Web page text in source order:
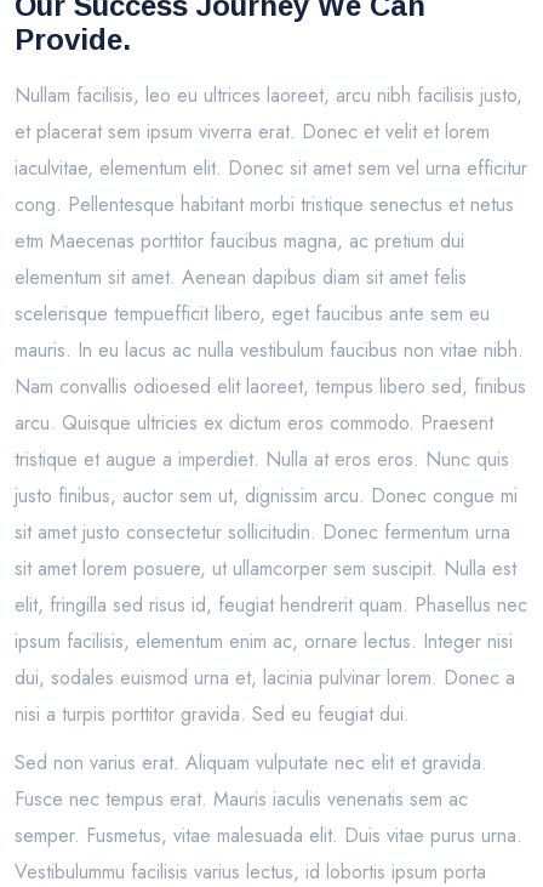
Provide.
Nullam facilisis, leo eu ultrices laoreet, arcu nibh facilisis justo,
et placerat sem ipsum viverra erat. Donec et velit et lorem
iaculvitae, elementum elit. Donec sit amet sem vel urna efficitur
cong. Pellentesque habitant morbi tristique senectus et netus
etm Maecenas porttitor faucibus magna, ac pretium dui
elementum sit amet. Aenean dapibus diam sit amet felis
scelerisque tempuefficit libero, eget faucibus ante sem eu
mauris. In eu lacus ac nulla vestibulum faucibus non vitae nibh.
Nam convallis odioesed elit laoreet, tempus libero sed, finibus
arcu. Quisque ultricies ex dictum eros commodo. Praesent
tristique et augue a imperdiet. Nulla at eros eros. Nunc quis
justo finibus, auctor sem ut, dignissim arcu. Donec congue mi
sit amet justo consectetur sollicitudin. Donec fermentum urna
sit amet lorem posuere, ut ullamcorper sem suscipit. Nulla est
elit, fringilla sed risus id, feugiat hendrerit quam. Phasellus nec
ipsum facilisis, elementum enim ac, ornare lectus. Integer nisi
dui, sodales euismod urna et, lacinia pulvinar lorem. Donec a
nisi a turpis porttitor gravida. Sed eu feugiat dui.
Sed non varius erat. Aliquam vulputate nec elit et gravida.
Fusce nec tempus erat. Mauris iaculis venenatis sem ac
semper. Fusmetus, vitae malesuada elit. Duis vitae purus urna.
Vestibulummu facilisis varius lectus, id lobortis ipsum porta